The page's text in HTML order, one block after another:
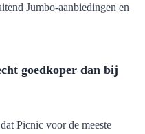
Jumbo-aanbiedingen en
goedkoper dan bij
Picnic voor de meeste